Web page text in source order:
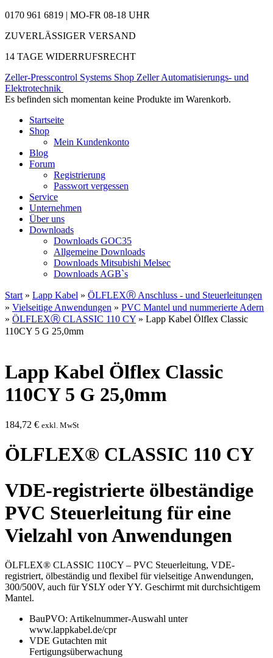
0170 961 6819 | MO-FR 08-18 UHR
ZUVERLÄSSIGER VERSAND
14 TAGE WIDERRUFSRECHT
Zeller-Presscontrol Systems Shop Zeller Automatisierungs- und
Elektrotechnik
Es befinden sich momentan keine Produkte im Warenkorb.
Startseite
Shop
Mein Kundenkonto
Blog
Forum
Registrierung
Passwort vergessen
Service
Unternehmen
Über uns
Downloads
Downloads GOC35
Allgemeine Downloads
Downloads Mitsubishi Melsec
Downloads AGB`s
Start » Lapp Kabel » ÖLFLEXⓇ Anschluss - und Steuerleitungen
» Vielseitige Anwendungen » PVC Mantel und nummerierte Adern
» ÖLFLEXⓇ CLASSIC 110 CY » Lapp Kabel Ölflex Classic
110CY 5 G 25,0mm
Lapp Kabel Ölflex Classic
110CY 5 G 25,0mm
184,72 € exkl. MwSt
ÖLFLEX® CLASSIC 110 CY
VDE-registrierte ölbeständige
PVC Steuerleitung für eine
Vielzahl von Anwendungen
ÖLFLEX® CLASSIC 110CY – PVC Steuerleitung, VDE-
registriert, ölbeständig und flexibel für vielseitige Anwendungen,
300/500V, auch für YSLY oder YY. Geschirmt mit durchsichtigem
Mantel.
BauPVO: Artikelnummer-Auswahl unter
www.lappkabel.de/cpr
VDE Gutachten mit
Fertigungsüberwachung